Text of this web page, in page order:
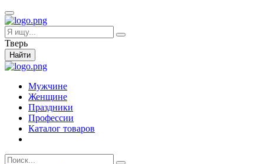
Тверь
Найти
Мужчине
Женщине
Праздники
Профессии
Каталог товаров